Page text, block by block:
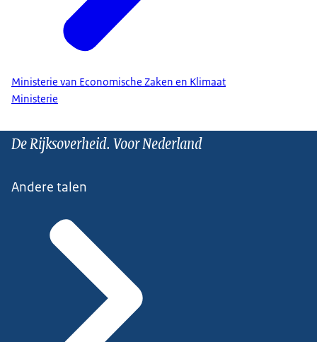
Ministerie van Economische Zaken en Klimaat
Ministerie
De Rijksoverheid. Voor Nederland
Andere talen